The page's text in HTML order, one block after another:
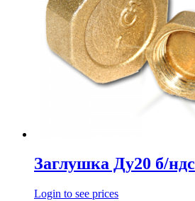
Заглушка Ду20 б/ндс
Login to see prices